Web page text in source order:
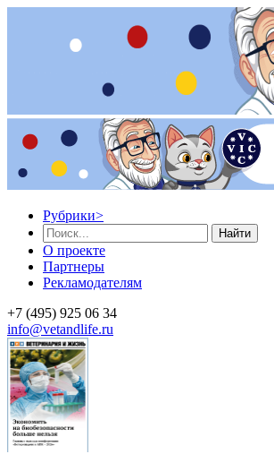
Рубрики>
Найти
О проекте
Партнеры
Рекламодателям
+7 (495) 925 06 34
info@vetandlife.ru